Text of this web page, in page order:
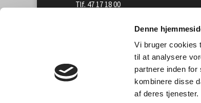
Denne
Vi bruger cookies
til at analysere
partnere inden for
kombinere disse
af deres tjenester.
Tlf. 47 17 18 00
© Dansk Center for Lys | Design